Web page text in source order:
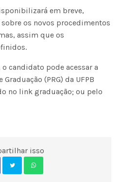
em breve,
os novos procedimentos
assim que os
candidato pode acessar a
(PRG) da UFPB
no link graduação; ou pelo
isso